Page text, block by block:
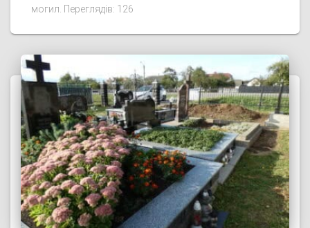
могил. Переглядів: 126